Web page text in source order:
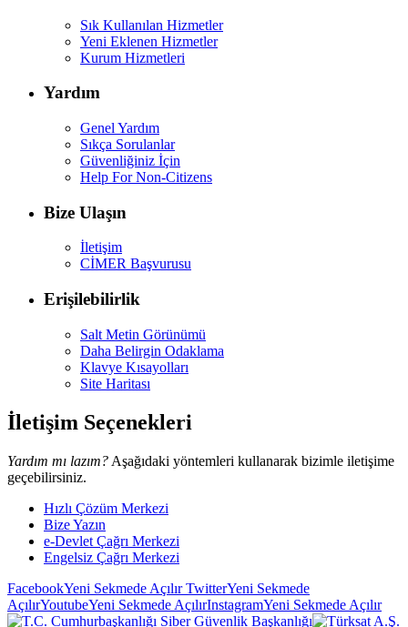
Sık Kullanılan Hizmetler
Yeni Eklenen Hizmetler
Kurum Hizmetleri
Yardım
Genel Yardım
Sıkça Sorulanlar
Güvenliğiniz İçin
Help For Non-Citizens
Bize Ulaşın
İletişim
CİMER Başvurusu
Erişilebilirlik
Salt Metin Görünümü
Daha Belirgin Odaklama
Klavye Kısayolları
Site Haritası
İletişim Seçenekleri
Yardım mı lazım? Aşağıdaki yöntemleri kullanarak bizimle iletişime
geçebilirsiniz.
Hızlı Çözüm Merkezi
Bize Yazın
e-Devlet Çağrı Merkezi
Engelsiz Çağrı Merkezi
FacebookYeni Sekmede AçılırTwitterYeni Sekmede
AçılırYoutubeYeni Sekmede AçılırInstagramYeni Sekmede Açılır